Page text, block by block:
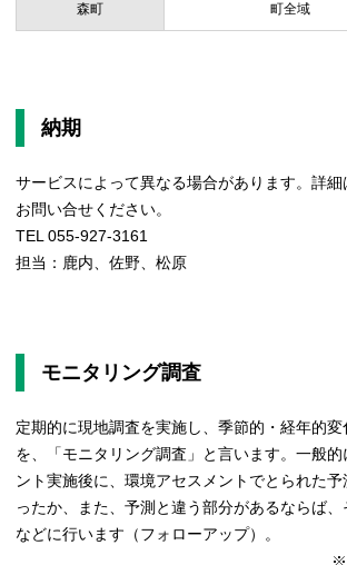
森町 町全域
納期
サービスによって異なる場合があります。詳
お問い合せください。
TEL 055-927-3161
担当：鹿内、佐野、松原
モニタリング調査
定期的に現地調査を実施し、季節的・経年的変
を、「モニタリング調査」と言います。一般
ント実施後に、環境アセスメントでとられた
ったか、また、予測と違う部分があるならば
などに行います（フォローアップ）。